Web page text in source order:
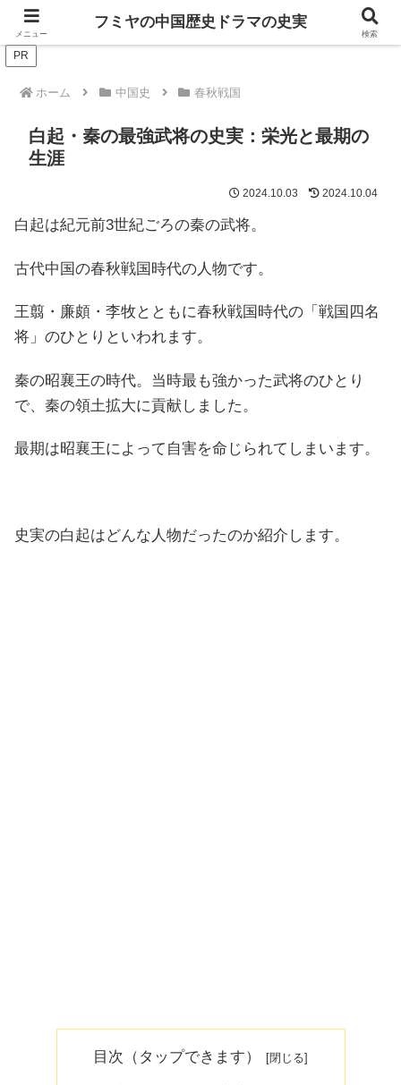
ドラマは歴史を知るともっと面白い！
PR
ホーム 中国史 春秋戦国
白起・秦の最強武将の史実：栄光と最期の
生涯
2024.10.03 2024.10.04
白起は紀元前3世紀ごろの秦の武将。
古代中国の春秋戦国時代の人物です。
王翦・廉頗・李牧とともに春秋戦国時代の「戦国四名
将」のひとりといわれます。
秦の昭襄王の時代。当時最も強かった武将のひとり
で、秦の領土拡大に貢献しました。
最期は昭襄王によって自害を命じられてしまいます。
史実の白起はどんな人物だったのか紹介します。
目次（タップできます）
メニュー
フミヤの中国歴史ドラマの史実
検索